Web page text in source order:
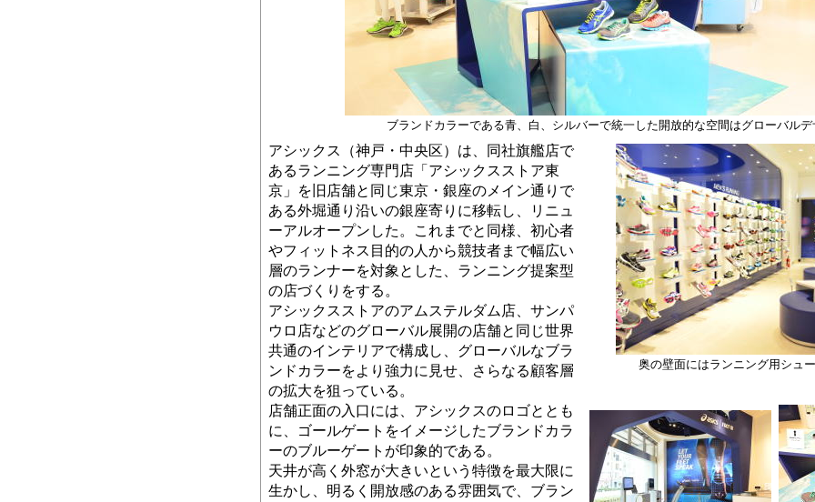
ブランドカラーである青、白、シルバーで統一した開放的な空間はグローバルデ
アシックス（神戸・中央区）は、同社旗艦店で
あるランニング専門店「アシックスストア東
京」を旧店舗と同じ東京・銀座のメイン通りで
ある外堀通り沿いの銀座寄りに移転し、リニュ
ーアルオープンした。これまでと同様、初心者
やフィットネス目的の人から競技者まで幅広い
層のランナーを対象とした、ランニング提案型
の店づくりをする。
アシックスストアのアムステルダム店、サンパ
ウロ店などのグローバル展開の店舗と同じ世界
共通のインテリアで構成し、グローバルなブラ
ンドカラーをより強力に見せ、さらなる顧客層
の拡大を狙っている。
店舗正面の入口には、アシックスのロゴととも
に、ゴールゲートをイメージしたブランドカラ
ーのブルーゲートが印象的である。
天井が高く外窓が大きいという特徴を最大限に
生かし、明るく開放感のある雰囲気で、ブラン
奥の壁面にはランニング用シュ